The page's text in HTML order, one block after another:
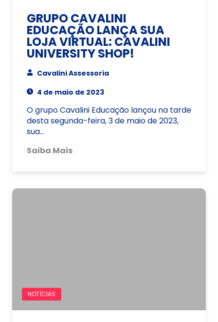
GRUPO CAVALINI
EDUCAÇÃO LANÇA SUA
LOJA VIRTUAL: CAVALINI
UNIVERSITY SHOP!
Cavalini Assessoria
4 de maio de 2023
O grupo Cavalini Educação lançou na tarde
desta segunda-feira, 3 de maio de 2023,
sua…
Saiba Mais
NOTÍCIAS